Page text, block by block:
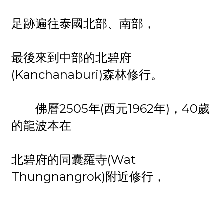
足跡遍往泰國北部、南部，
最後來到中部的北碧府
(Kanchanaburi)森林修行。
佛曆2505年(西元1962年)，40歲
的龍波本在
北碧府的同囊羅寺(Wat
Thungnangrok)附近修行，